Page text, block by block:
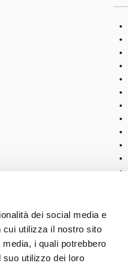
dei social media e
cui utilizza il nostro sito
i quali potrebbero
suo utilizzo dei loro
credits Accessibilità Reclami